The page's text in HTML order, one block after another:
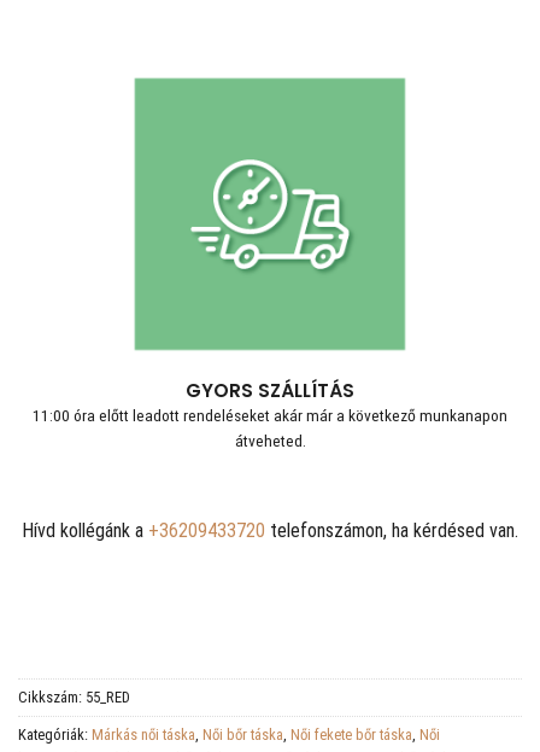
GYORS SZÁLLÍTÁS
11:00 óra előtt leadott rendeléseket akár már a következő munkanapon
átveheted.
Hívd kollégánk a +36209433720 telefonszámon, ha kérdésed van.
Cikkszám: 55_RED
Kategóriák: Márkás női táska, Női bőr táska, Női fekete bőr táska, Női